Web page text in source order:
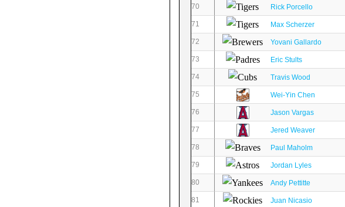
70 Rick Porcello
71 Max Scherzer
72 Yovani Gallardo
73 Eric Stults
74 Travis Wood
75 Wei-Yin Chen
76 Jason Vargas
77 Jered Weaver
78 Paul Maholm
79 Jordan Lyles
80 Andy Pettitte
81 Juan Nicasio